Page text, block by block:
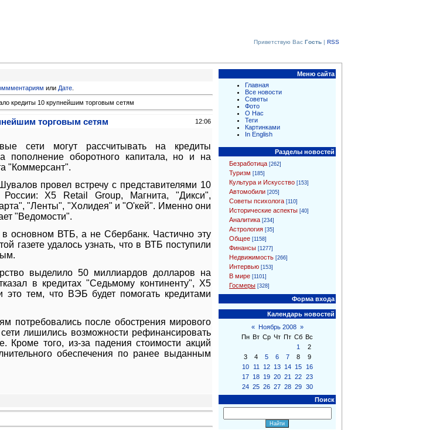
Приветствую Вас Гость | RSS
или Дате
кредиты 10 крупнейшим торговым сетям
торговым сетям 12:06
сети могут рассчитывать на кредиты
пополнение оборотного капитала, но и на
"Коммерсант".
провел встречу с представителями 10
России: Х5 Retail Group, Магнита, "Дикси",
"Ленты", "Холидея" и "О'кей". Именно они
"Ведомости".
основном ВТБ, а не Сбербанк. Частично эту
газете удалось узнать, что в ВТБ поступили
выделило 50 миллиардов долларов на
в кредитах "Седьмому континенту", Х5
тем, что ВЭБ будет помогать кредитами
потребовались после обострения мирового
лишились возможности рефинансировать
Кроме того, из-за падения стоимости акций
обеспечения по ранее выданным
Меню сайта
Главная
Все новости
Советы
Фото
О Нас
Теги
Картинками
In English
Разделы новостей
Безработица [262]
Туризм [185]
Культура и Искусство [153]
Автомобили [205]
Советы психолога [110]
Исторические аспекты [40]
Аналитика [234]
Астрология [35]
Общее [1158]
Финансы [1277]
Недвижимость [266]
Интервью [153]
В мире [1101]
Госмеры [328]
Форма входа
Календарь новостей
«
Ноябрь 2008 »
Пн Вт Ср Чт Пт Сб Вс
1
2
3
4 5 6 7 8
9
10
11 12 13 14 15
16
17 18 19 20 21 22 23
24 25 26 27 28 29 30
Поиск